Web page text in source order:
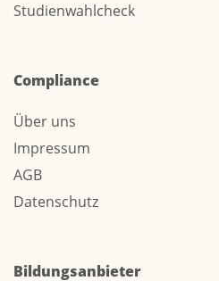
Studienwahlcheck
Compliance
Über uns
Impressum
AGB
Datenschutz
Bildungsanbieter